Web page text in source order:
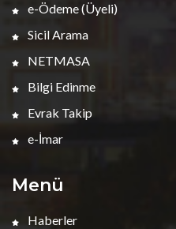
e-Ödeme (Üyeli)
Sicil Arama
NETMASA
Bilgi Edinme
Evrak Takip
e-İmar
Menü
Haberler